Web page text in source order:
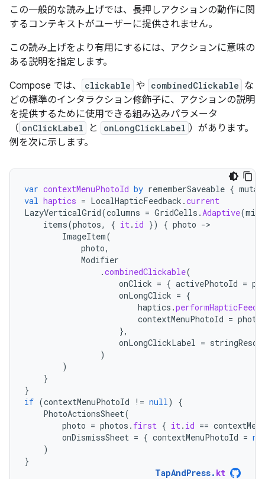
この一般的な読み上げでは、長押しアクションの動作に関
するコンテキストがユーザーに提供されません。
この読み上げをより有用にするには、アクションに意味の
ある説明を指定します。
Compose では、
clickable や combinedClickable な
どの標準のインタラクション修飾子に、アクションの説明
を提供するために使用できる組み込みパラメータ
（ onClickLabel と onLongClickLabel ）があります。
例を次に示します。
var contextMenuPhotoId by rememberSaveable {
val haptics = LocalHapticFeedback .current
LazyVerticalGrid(columns = GridCells .Adaptive(
items(photos, { it. id }) { photo -
ImageItem(
photo,
Modifier
.combinedClickable(
onClick = { activePhotoId =
onLongClick = {
haptics .
contextMenuPhotoId = photo
},
onLongClickLabel =
)
)
}
}
if (contextMenuPhotoId != null)
{
PhotoActionsSheet(
photo = photos . first { it. id ==
onDismissSheet = { contextMenuPhotoId =
)
}
TapAndPress. kt